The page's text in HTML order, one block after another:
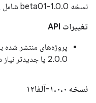
نسخه 1.0.0-beta01 شامل
تغییرات API
2.0.0 یا جدیدتر نیاز دارند (
نسخه ۱ .۰.۰-آلفا۱۲